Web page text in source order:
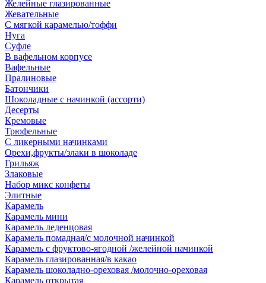
Желейные глазированные
Жевательные
С мягкой карамелью/тоффи
Нуга
Суфле
В вафельном корпусе
Вафельные
Пралиновые
Батончики
Шоколадные с начинкой (ассорти)
Десерты
Кремовые
Трюфельные
С ликерными начинками
Орехи,фрукты/злаки в шоколаде
Грильяж
Злаковые
Набор микс конфеты
Элитные
Карамель
Карамель мини
Карамель леденцовая
Карамель помадная/с молочной начинкой
Карамель с фруктово-ягодной /желейной начинкой
Карамель глазированная/в какао
Карамель шоколадно-ореховая /молочно-ореховая
Карамель открытая